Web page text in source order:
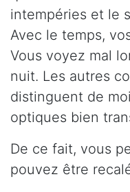
intempéries et le
Avec le temps,
Vous voyez mal
nuit. Les autres
distinguent de
optiques bien
De ce fait, vous
pouvez être